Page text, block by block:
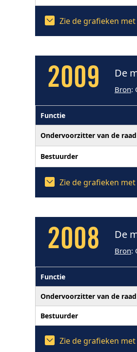
Zie de grafieken
2009 De
Bron:
Functie
Ondervoorzitter van de
Bestuurder
Zie de grafieken
2008 De
Bron:
Functie
Ondervoorzitter van de
Bestuurder
Zie de grafieken